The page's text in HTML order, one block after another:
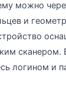
можно
и
сканером.
логином и